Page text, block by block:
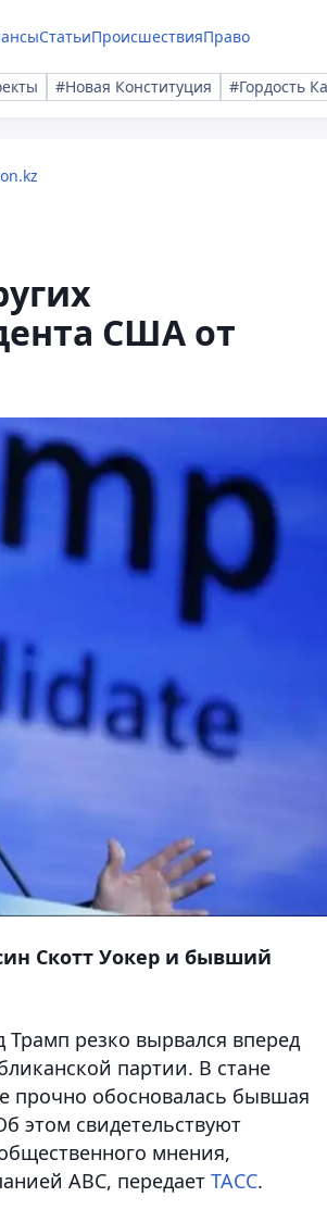
СтатьиПроисшествияПраво
#Новая Конституция #Гордость
США от
Скотт Уокер и бывший
резко вырвался вперед
партии. В стане
прочно обосновалась бывшая
этом свидетельствуют
мнения,
ABC, передает ТАСС.